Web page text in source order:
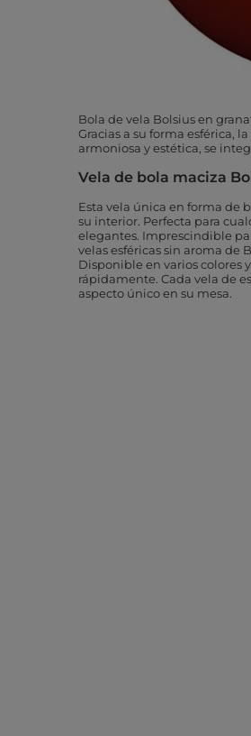
Bola de vela Bolsius en
Gracias a su forma esférica,
armoniosa y estética, se
Vela de bola maciza
Esta vela única en forma de
su interior. Perfecta para
elegantes. Imprescindible
velas esféricas sin aroma de
Disponible en varios colores
rápidamente. Cada vela de
aspecto único en su mesa.